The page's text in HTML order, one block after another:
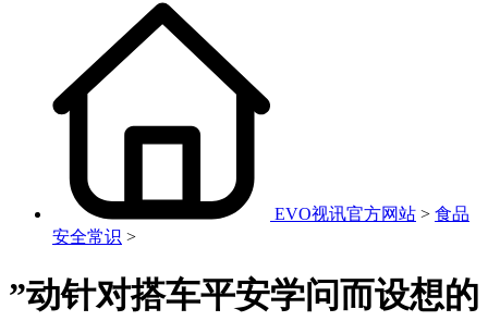
EVO视讯官方网站 > 食品
安全常识 >
”动针对搭车平安学问而设想的